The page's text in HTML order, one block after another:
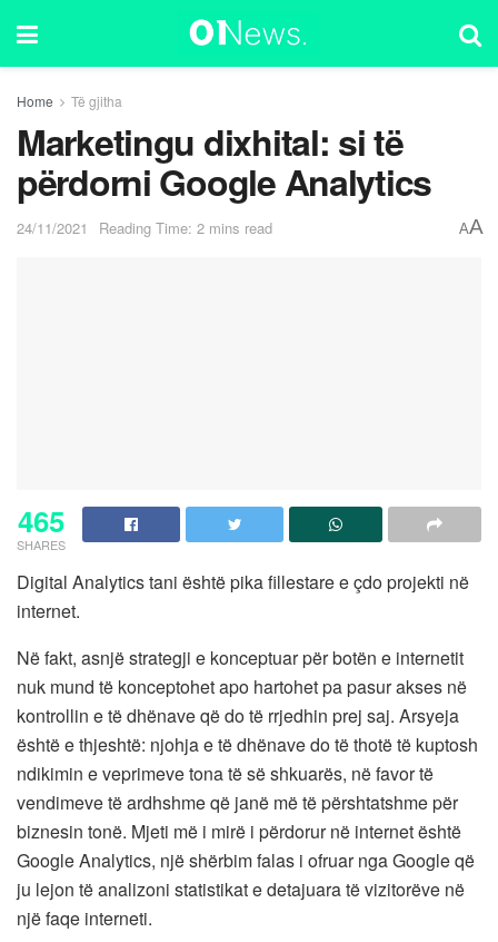
Home Të gjitha
Marketingu dixhital: si të
përdorni Google Analytics
24/11/2021 Reading Time: 2 mins read AA
465
SHARES
Digital Analytics tani është pika fillestare e çdo projekti në
internet.
Në fakt, asnjë strategji e konceptuar për botën e internetit
nuk mund të konceptohet apo hartohet pa pasur akses në
kontrollin e të dhënave që do të rrjedhin prej saj. Arsyeja
është e thjeshtë: njohja e të dhënave do të thotë të kuptosh
ndikimin e veprimeve tona të së shkuarës, në favor të
vendimeve të ardhshme që janë më të përshtatshme për
biznesin tonë. Mjeti më i mirë i përdorur në internet është
Google Analytics, një shërbim falas i ofruar nga Google që
ju lejon të analizoni statistikat e detajuara të vizitorëve në
një faqe interneti.